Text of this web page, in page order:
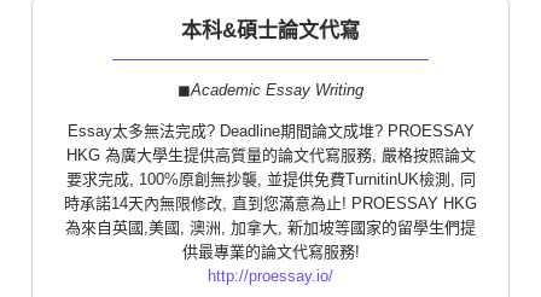
本科&碩士論文代寫
◼︎Academic Essay Writing
Essay太多無法完成? Deadline期間論文成堆? PROESSAY
HKG 為廣大學生提供高質量的論文代寫服務, 嚴格按照論文
要求完成, 100%原創無抄襲, 並提供免費TurnitinUK檢測, 同
時承諾14天內無限修改, 直到您滿意為止! PROESSAY HKG
為來自英國,美國, 澳洲, 加拿大, 新加坡等國家的留學生們提
供最專業的論文代寫服務!
http://proessay.io/